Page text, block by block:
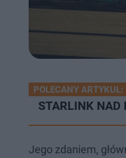
POLECANY ARTYKUŁ:
STARLINK
Jego zdaniem,